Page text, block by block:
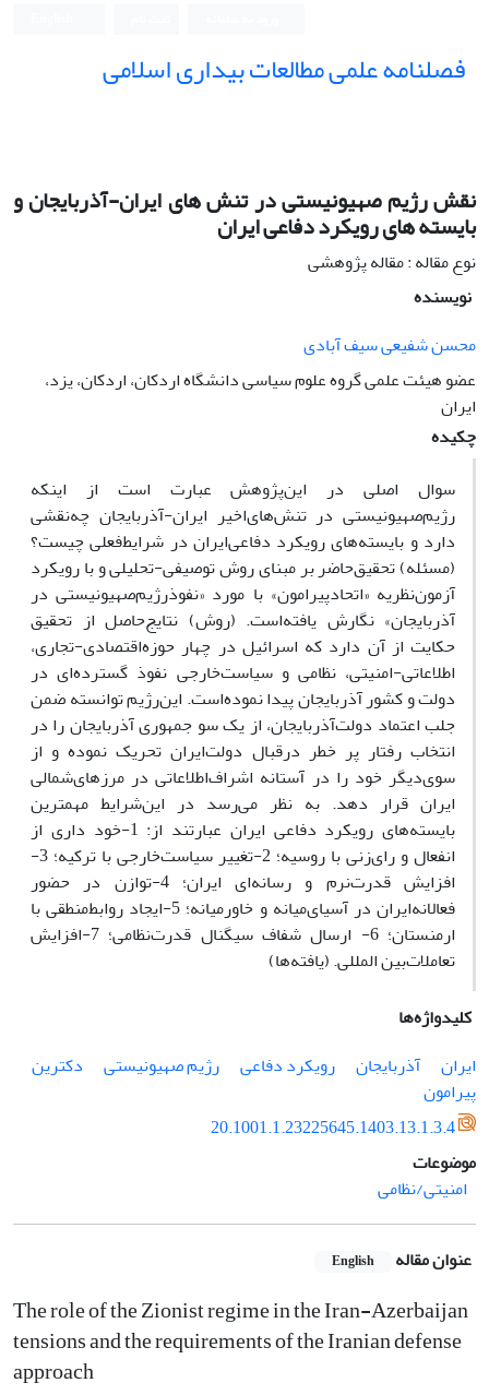
فصلنامه علمی مطالعات بیداری اسلامی
نقش رژیم صهیونیستی در تنش های ایران-آذربایجان و
بایسته های رویکرد دفاعی ایران
نوع مقاله : مقاله پژوهشی
نویسنده
محسن شفیعی سیف آبادی
عضو هیئت علمی گروه علوم سیاسی دانشگاه اردکان، اردکان، یزد،
ایران
چکیده
سوال اصلی در این‌پژوهش عبارت است از اینکه
رژیم‌صهیونیستی در تنش‌های‌اخیر ایران-آذربایجان چه‌نقشی
دارد و بایسته‌های رویکرد دفاعی‌ایران در شرایط‌فعلی چیست؟
(مسئله) تحقیق‌حاضر بر مبنای روش توصیفی-تحلیلی و با رویکرد
آزمون‌نظریه «اتحادپیرامون» با مورد «نفوذرژیم‌صهیونیستی در
آذربایجان» نگارش یافته‌است. (روش) نتایج‌حاصل از تحقیق
حکایت از آن دارد که اسرائیل در چهار حوزه‌اقتصادی-تجاری،
اطلاعاتی-امنیتی، نظامی و سیاست‌خارجی نفوذ گسترده‌ای در
دولت و کشور آذربایجان پیدا نموده‌است. این‌رژیم توانسته ضمن
جلب اعتماد دولت‌آذربایجان، از یک ‌سو جمهوری آذربایجان را در
انتخاب رفتار پر خطر درقبال دولت‌ایران تحریک نموده و از
سوی‌دیگر خود را در آستانه اشراف‌اطلاعاتی در مرزهای‌شمالی
ایران قرار دهد. به نظر می‌رسد در این‌شرایط مهمترین
بایسته‌های رویکرد دفاعی ایران عبارتند از: 1-خود داری از
انفعال و رای‌زنی با روسیه؛ 2-تغییر سیاست‌خارجی با ترکیه؛ 3-
افزایش قدرت‌نرم و رسانه‌ای ایران؛ 4-توازن در حضور
فعالانه‌ایران در آسیای‌میانه و خاورمیانه؛ 5-ایجاد روابط‌منطقی با
ارمنستان؛ 6- ارسال شفاف سیگنال قدرت‌نظامی؛ 7-افزایش
تعاملات‌بین المللی. (یافته‌ها)
کلیدواژه‌ها
ایران
آذربایجان رویکرد دفاعی رژیم صهیونیستی
دکترین
پیرامون
20.1001.1.23225645.1403.13.1.3.4
موضوعات
امنیتی/نظامی
عنوان مقاله English
The role of the Zionist regime in the Iran-Azerbaijan
tensions and the requirements of the Iranian defense
approach